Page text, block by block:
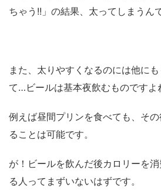
ちゃう!!」の結果、太ってしまうん
また、太りやすくなるのには他に
て…ビールは基本夜飲むものですよ
例えば昼間プリンを食べても、そ
ることは可能です。
が！ビールを飲んだ後カロリーを
る人ってまずいないはずです。